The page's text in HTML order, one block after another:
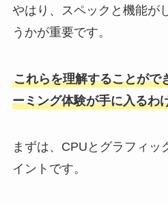
やはり、スペックと機能が
うかが重要です。
これらを理解することがで
ーミング体験が手に入るわ
まずは、CPUとグラフィッ
イントです。